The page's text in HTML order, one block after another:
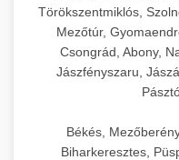
Törökszentmiklós,
Mezőtúr,
Csongrád, Abony,
Jászfényszaru,
Békés,
Biharkeresztes,